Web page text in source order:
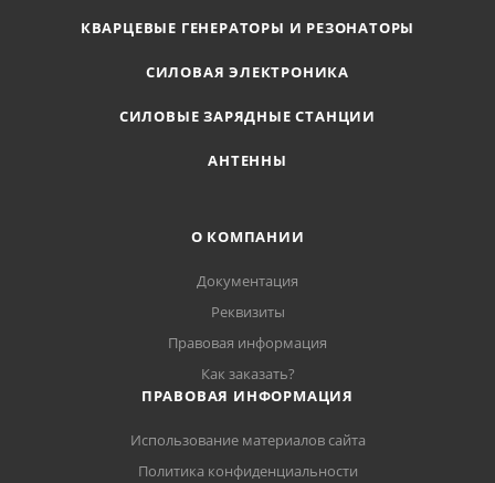
КВАРЦЕВЫЕ ГЕНЕРАТОРЫ И РЕЗОНАТОРЫ
СИЛОВАЯ ЭЛЕКТРОНИКА
СИЛОВЫЕ ЗАРЯДНЫЕ СТАНЦИИ
АНТЕННЫ
О КОМПАНИИ
Документация
Реквизиты
Правовая информация
Как заказать?
ПРАВОВАЯ ИНФОРМАЦИЯ
Использование материалов сайта
Политика конфиденциальности